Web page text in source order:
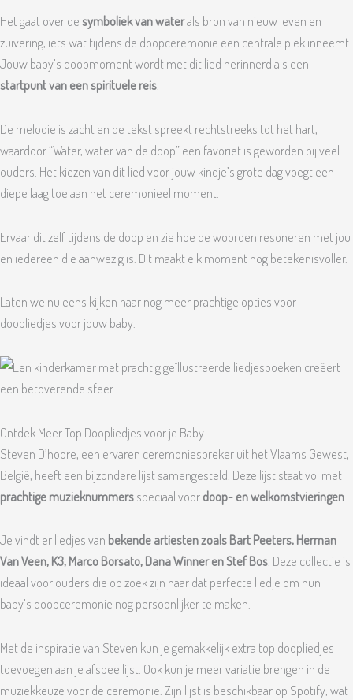
Het gaat over desymboliek van waterals bron van nieuw leven en
zuivering, iets wat tijdens de doopceremonie een centrale plek inneemt.
Jouw baby’s doopmoment wordt met dit lied herinnerd als een
startpunt van een spirituele reis
De melodie is zacht en de tekst spreekt rechtstreeks tot het hart,
waardoor “Water, water van de doop” een favoriet is geworden bij veel
ouders. Het kiezen van dit lied voor jouw kindje’s grote dag voegt een
diepe laag toe aan het ceremonieel moment.
Ervaar dit zelf tijdens de doop en zie hoe de woorden resoneren met jou
en iedereen die aanwezig is. Dit maakt elk moment nog betekenisvoller.
Laten we nu eens kijken naar nog meer prachtige opties voor
doopliedjes voor jouw baby.
Ontdek Meer Top Doopliedjes voor je Baby
Steven D’hoore, een ervaren ceremoniespreker uit het Vlaams Gewest,
België, heeft een bijzondere lijst samengesteld. Deze lijst staat vol met
prachtige muzieknummersspeciaal voordoop- en welkomstvieringen
Je vindt er liedjes van bekende artiesten zoals Bart Peeters, Herman
Van Veen, K3, Marco Borsato, Dana Winner en Stef Bos. Deze collectie is
ideaal voor ouders die op zoek zijn naar dat perfecte liedje om hun
baby’s doopceremonie nog persoonlijker te maken.
Met de inspiratie van Steven kun je gemakkelijk extra top doopliedjes
toevoegen aan je afspeellijst. Ook kun je meer variatie brengen in de
muziekkeuze voor de ceremonie. Zijn lijst is beschikbaar op Spotify, wat